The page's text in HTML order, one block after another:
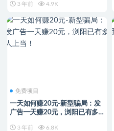
3 年前 4.9K
免费项目
一天如何赚20元-新型骗局：发
广告一天赚20元，浏阳已有多
3 年前 6.8K